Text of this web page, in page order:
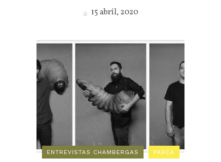
15 abril, 2020
ENTREVISTAS CHAMBERGAS PARCA